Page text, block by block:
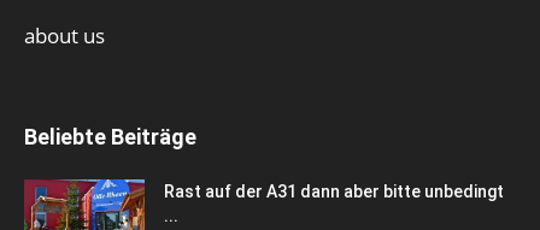
about us
Beliebte Beiträge
Rast auf der A31 dann aber bitte unbedingt
...